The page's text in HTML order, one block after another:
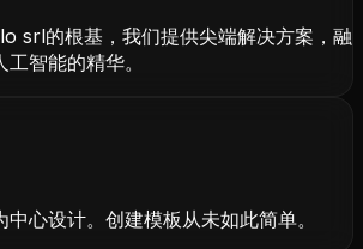
srl的根基，我们提供尖端解决方案，融
智能的精华。
心设计。创建模板从未如此简单。